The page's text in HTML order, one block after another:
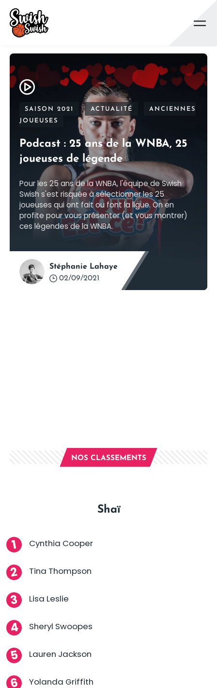
SAISON 2021 ACTUALITÉ
ANCIENNES
JOUEUSES
Podcast : 25 ans de la WNBA, 25
joueuses de légende
Pour les 25 ans de la WNBA, l'équipe de Swish
Swish s'est risquée à sélectionner les 25
joueuses qui ont fait ou font la ligue. On en
profite pour vous présenter (et vous montrer)
ces légendes de la WNBA.
02/09/2021
Stéphanie Lahaye
NOS CLASSEMENTS
Shaï
Cynthia Cooper
Tina Thompson
Lisa Leslie
Sheryl Swoopes
Lauren Jackson
Yolanda Griffith